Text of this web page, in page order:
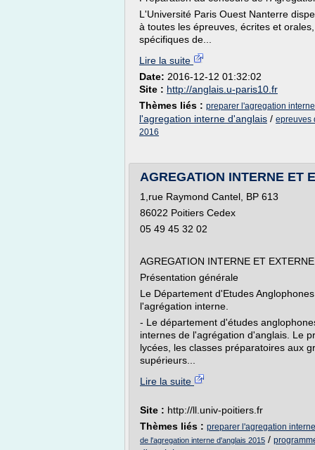
L'Université Paris Ouest Nanterre
à toutes les épreuves, écrites et
spécifiques de...
Lire la suite
Date: 2016-12-12 01:32:02
Site : http://anglais.u-paris10.fr
Thèmes liés : preparer l'agregation
l'agregation interne d'anglais / epreuves
2016
AGREGATION INTERNE ET
1,rue Raymond Cantel, BP 613
86022 Poitiers Cedex
05 49 45 32 02
AGREGATION INTERNE ET EXTERNE
Présentation générale
Le Département d'Etudes
l'agrégation interne.
- Le département d'études
internes de l'agrégation d'anglais. Le
lycées, les classes préparatoires aux
supérieurs...
Lire la suite
Site : http://ll.univ-poitiers.fr
Thèmes liés : preparer l'agregation
de l'agregation interne d'anglais 2015 /